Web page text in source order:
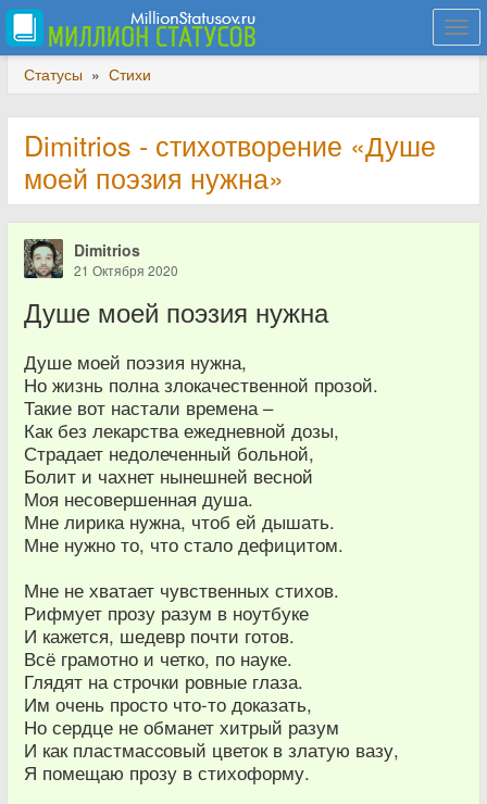
Статусы » Стихи
Dimitrios - стихотворение «Душе
моей поэзия нужна»
Dimitrios
21 Октября 2020
Душе моей поэзия нужна
Душе моей поэзия нужна,
Но жизнь полна злокачественной прозой.
Такие вот настали времена –
Как без лекарства ежедневной дозы,
Страдает недолеченный больной,
Болит и чахнет нынешней весной
Моя несовершенная душа.
Мне лирика нужна, чтоб ей дышать.
Мне нужно то, что стало дефицитом.
Мне не хватает чувственных стихов.
Рифмует прозу разум в ноутбуке
И кажется, шедевр почти готов.
Всё грамотно и четко, по науке.
Глядят на строчки ровные глаза.
Им очень просто что-то доказать,
Но сердце не обманет хитрый разум
И как пластмасcовый цветок в златую вазу,
Я помещаю прозу в стихоформу.